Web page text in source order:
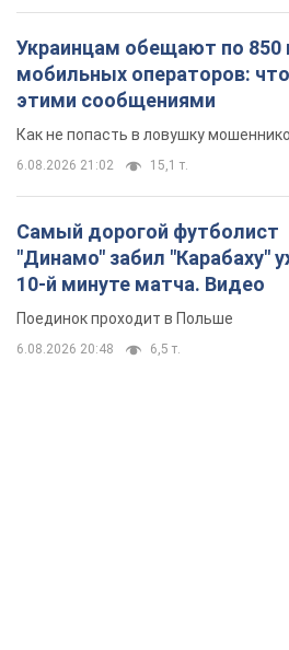
Украинцам обещают по 850
мобильных операторов:
этими сообщениями
Как не попасть в ловушку
6.08.2026 21:02 15,1 т.
Самый дорогой футболист
"Динамо" забил "Карабаху"
10-й минуте матча. Видео
Поединок проходит в Польше
6.08.2026 20:48 6,5 т.